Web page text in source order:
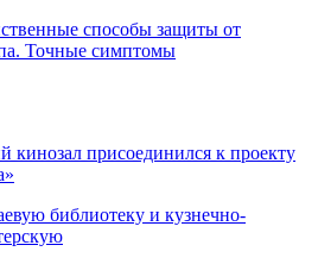
способы защиты от
Точные симптомы
кинозал присоединился к проекту
библиотеку и кузнечно-